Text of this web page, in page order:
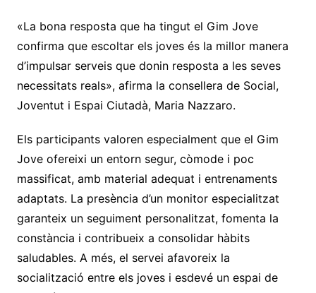
«La bona resposta que ha tingut el Gim Jove
confirma que escoltar els joves és la millor manera
d’impulsar serveis que donin resposta a les seves
necessitats reals», afirma la consellera de Social,
Joventut i Espai Ciutadà, Maria Nazzaro.
Els participants valoren especialment que el Gim
Jove ofereixi un entorn segur, còmode i poc
massificat, amb material adequat i entrenaments
adaptats. La presència d’un monitor especialitzat
garanteix un seguiment personalitzat, fomenta la
constància i contribueix a consolidar hàbits
saludables. A més, el servei afavoreix la
socialització entre els joves i esdevé un espai de